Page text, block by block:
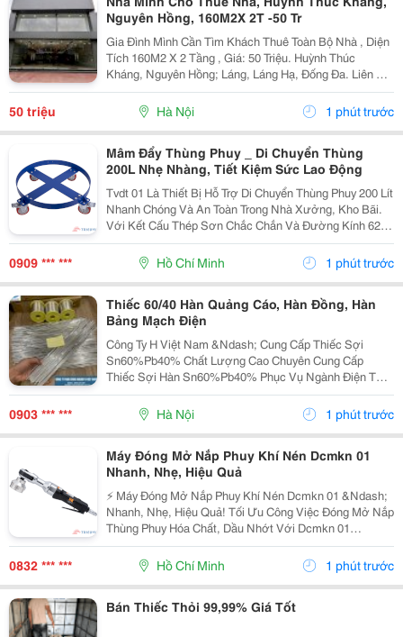
Nguyên Hồng, 160M2X 2T -50 Tr
Gia Đình Mình Cần Tìm Khách Thuê Toàn Bộ Nhà , Diện
Tích 160M2 X 2 Tầng , Giá: 50 Triệu. Huỳnh Thúc
Kháng, Nguyên Hồng; Láng, Láng Hạ, Đống Đa. Liên Hệ
Chủ Nhà: 0948646783 . Vị Trí Gần Ngã Ba, Khu Đông
Dân Cư, Kinh Doanh Sầm Uất, Nhiều Trụ Sở Văn...
50 triệu Hà Nội 1 phút trước
Mâm Đẩy Thùng Phuy _ Di Chuyển Thùng
200L Nhẹ Nhàng, Tiết Kiệm Sức Lao Động
Tvdt 01 Là Thiết Bị Hỗ Trợ Di Chuyển Thùng Phuy 200 Lít
Nhanh Chóng Và An Toàn Trong Nhà Xưởng, Kho Bãi.
Với Kết Cấu Thép Sơn Chắc Chắn Và Đường Kính 620
Mm , Sản Phẩm Giúp Vận Chuyển Thùng Phuy Linh
Hoạt, Giảm Công Sức Và Nâng Cao Hiệu Quả Làm
Việc....
0909 *** *** Hồ Chí Minh 1 phút trước
Thiếc 60/40 Hàn Quảng Cáo, Hàn Đồng, Hàn
Bảng Mạch Điện
Công Ty H Việt Nam &Ndash; Cung Cấp Thiếc Sợi
Sn60%Pb40% Chất Lượng Cao Chuyên Cung Cấp
Thiếc Sợi Hàn Sn60%Pb40% Phục Vụ Ngành Điện Tử,
Điện Dân Dụng Và Công Nghiệp Sản Xuất. Thông Số
Sản Phẩm: ✅ Th À Nh Phần: Sn 60% - Pb 40% ✅ Độ Ch
Ả Y Ổ N Đị...
0903 *** *** Hà Nội 1 phút trước
Máy Đóng Mở Nắp Phuy Khí Nén Dcmkn 01
Nhanh, Nhẹ, Hiệu Quả
⚡ Máy Đóng Mở Nắp Phuy Khí Nén Dcmkn 01 &Ndash;
Nhanh, Nhẹ, Hiệu Quả! Tối Ưu Công Việc Đóng Mở Nắp
Thùng Phuy Hóa Chất, Dầu Nhớt Với Dcmkn 01
&Ndash; Giải Pháp Giúp Tiết Kiệm Thời Gian Và Giảm
Sức Lao Động. ✅ Một Đầu Máy Sử Dụng Cho Cả Đóng
Và Mở...
0832 *** *** Hồ Chí Minh 1 phút trước
Bán Thiếc Thỏi 99,99% Giá Tốt